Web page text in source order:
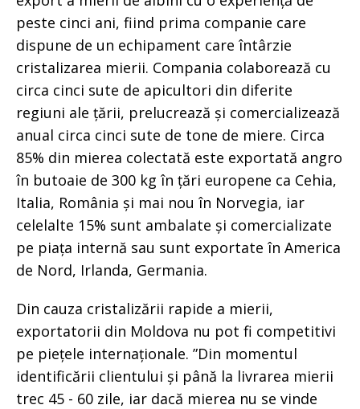
peste cinci ani, fiind prima companie care
dispune de un echipament care întârzie
cristalizarea mierii. Compania colaborează cu
circa cinci sute de apicultori din diferite
regiuni ale țării, prelucrează și comercializează
anual circa cinci sute de tone de miere. Circa
85% din mierea colectată este exportată angro
în butoaie de 300 kg în țări europene ca Cehia,
Italia, România și mai nou în Norvegia, iar
celelalte 15% sunt ambalate și comercializate
pe piața internă sau sunt exportate în America
de Nord, Irlanda, Germania.
Din cauza cristalizării rapide a mierii,
exportatorii din Moldova nu pot fi competitivi
pe piețele internaționale. ”Din momentul
identificării clientului și până la livrarea mierii
trec 45 - 60 zile, iar dacă mierea nu se vinde